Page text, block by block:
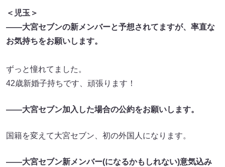
＜児玉＞
――大宮セブンの新メンバーと予想されてますが、率直な
お気持ちをお願いします。
ずっと憧れてました。
42歳新婚子持ちです、頑張ります！
――大宮セブン加入した場合の公約をお願いします。
国籍を変えて大宮セブン、初の外国人になります。
――大宮セブン新メンバー(になるかもしれない)意気込み